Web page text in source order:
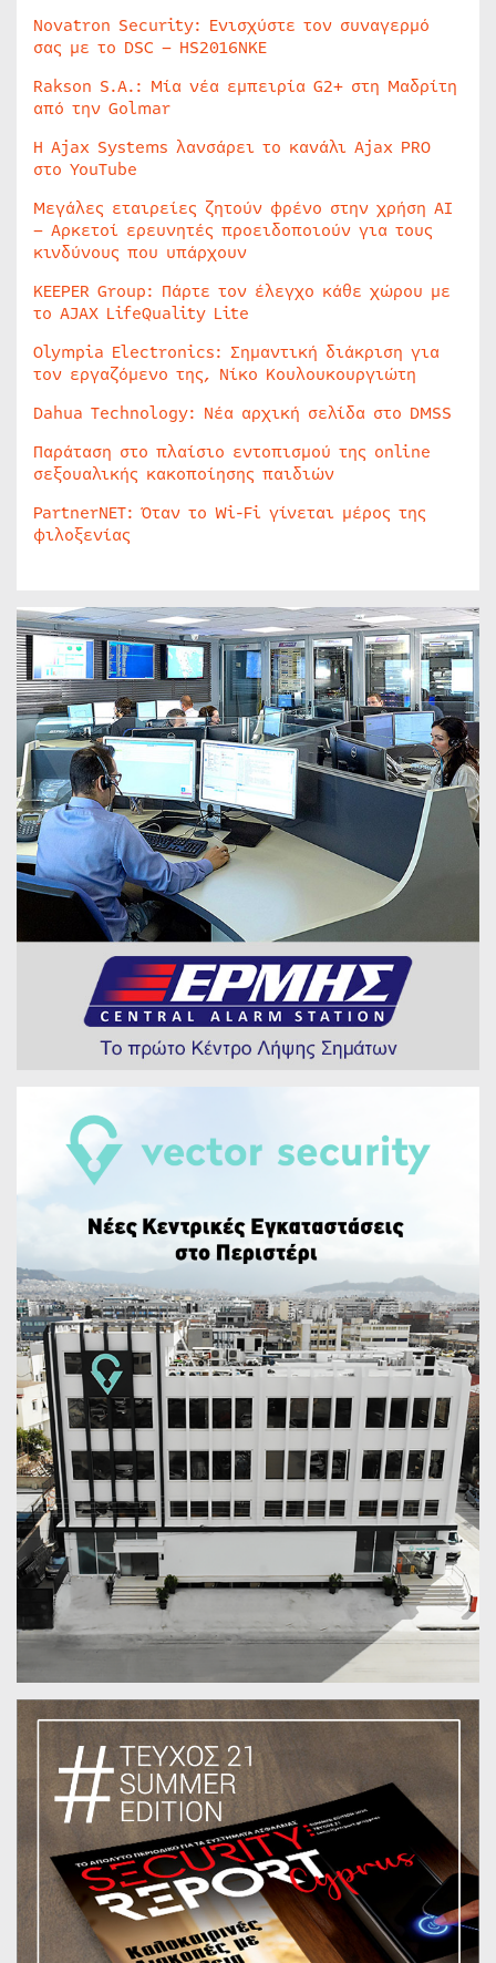
Novatron Security: Ενισχύστε τον συναγερμό
σας με το DSC – HS2016NKE
Rakson S.A.: Μία νέα εμπειρία G2+ στη Μαδρίτη
από την Golmar
Η Ajax Systems λανσάρει το κανάλι Ajax PRO
στο YouTube
Μεγάλες εταιρείες ζητούν φρένο στην χρήση AI
– Αρκετοί ερευνητές προειδοποιούν για τους
κινδύνους που υπάρχουν
KEEPER Group: Πάρτε τον έλεγχο κάθε χώρου με
το AJAX LifeQuality Lite
Olympia Electronics: Σημαντική διάκριση για
τον εργαζόμενο της, Νίκο Κουλουκουργιώτη
Dahua Technology: Νέα αρχική σελίδα στο DMSS
Παράταση στο πλαίσιο εντοπισμού της online
σεξουαλικής κακοποίησης παιδιών
PartnerNET: Όταν το Wi-Fi γίνεται μέρος της
φιλοξενίας